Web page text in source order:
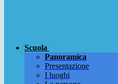
Scuola
Panoramica
Presentazione
I luoghi